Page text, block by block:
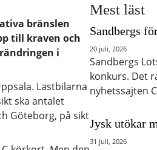
bränslen
till kraven och
i
Lastbilarna
ska antalet
Göteborg, på sikt
Mest läst
Sandbergs
20 juli, 2026
Sandbergs
konkurs. Det
nyhetssajten
Jysk utökar
31 juli, 2026